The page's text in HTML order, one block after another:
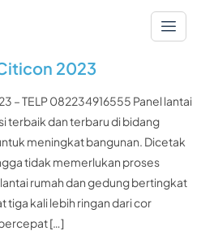
2023
– TELP 082234916555 Panel lantai
terbaik dan terbaru di bidang
meningkat bangunan. Dicetak
tidak memerlukan proses
rumah dan gedung bertingkat
tiga kali lebih ringan dari cor
[…]